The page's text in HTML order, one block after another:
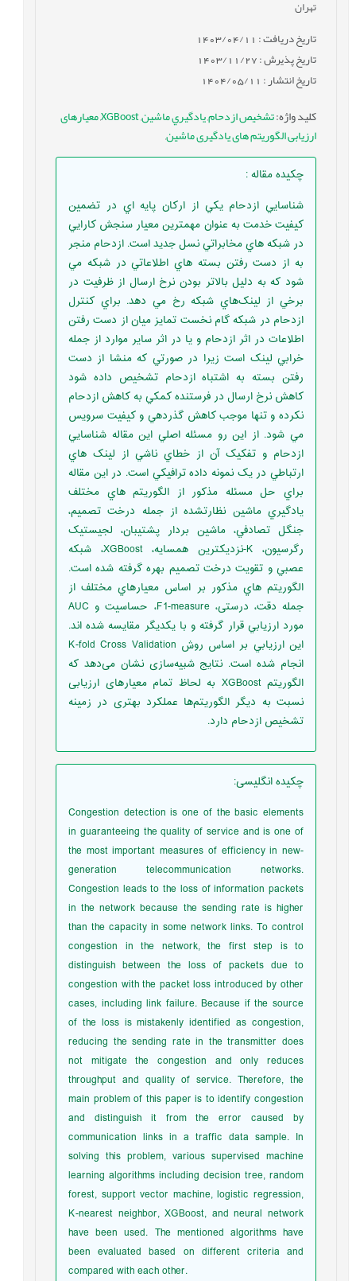
تهران
تاریخ دریافت : 1403/04/11
تاریخ پذیرش : 1403/11/27
تاریخ انتشار : 1404/05/11
کلید واژه:تشخیص ازدحام,يادگيري ماشين,
XGBoost
,معیارهای
ارزیابی الگوریتم های یادگیری ماشین,
چکیده مقاله:
شناسايي ازدحام يکي از ارکان پايه­ اي در تضمين
کيفيت خدمت به عنوان مهم­ترين معيار سنجش کارايي
در شبکه ­هاي مخابراتي نسل جديد است. ازدحام منجر
به از دست رفتن بسته­ هاي اطلاعاتي در شبکه مي
شود که به دليل بالاتر بودن نرخ ارسال از ظرفيت در
برخي از لينک‌هاي شبکه رخ مي دهد. براي کنترل
ازدحام در شبکه گام نخست تمايز ميان از دست رفتن
اطلاعات در اثر ازدحام و يا در اثر ساير موارد از جمله
خرابي لينک است زيرا در صورتي که منشا از دست
رفتن بسته به اشتباه ازدحام تشخيص داده شود
کاهش نرخ ارسال در فرستنده کمکي به کاهش ازدحام
نکرده و تنها موجب کاهش گذردهي و کيفيت سرويس
مي شود. از اين رو مسئله اصلي اين مقاله شناسايي
ازدحام و تفکیک آن از خطاي ناشي از لينک ­هاي
ارتباطي در يک نمونه داده ترافيکي است. در اين مقاله
براي حل مسئله مذکور از الگوريتم ­هاي مختلف
يادگيري ماشين نظارت­شده از جمله درخت تصميم،
جنگل تصادفي، ماشين بردار پشتيبان، لجيستيک
رگرسيون، K-نزديکترين همسايه، XGBoost، شبکه
عصبي و تقويت درخت تصميم بهره گرفته شده است.
الگوريتم­ هاي مذکور بر اساس معيارهاي مختلف از
جمله دقت، درستی، F1-measure، حساسیت و AUC
مورد ارزيابي قرار گرفته و با يکديگر مقايسه شده ­اند.
اين ارزيابي بر اساس روش K-fold Cross Validation
انجام شده است. نتایج شبیه‌سازی نشان‌ می‌دهد که
الگوریتم XGBoost به لحاظ تمام معیارهای ارزیابی
نسبت به دیگر الگوریتم‌ها عملکرد بهتری در زمینه
تشخیص ازدحام دارد.
چکیده انگلیسی:
Congestion detection is one of the basic elements
in guaranteeing the quality of service and is one of
the most important measures of efficiency in new-
generation telecommunication networks.
Congestion leads to the loss of information packets
in the network because the sending rate is higher
than the capacity in some network links. To control
congestion in the network, the first step is to
distinguish between the loss of packets due to
congestion with the packet loss introduced by other
cases, including link failure. Because if the source
of the loss is mistakenly identified as congestion,
reducing the sending rate in the transmitter does
not mitigate the congestion and only reduces
throughput and quality of service. Therefore, the
main problem of this paper is to identify congestion
and distinguish it from the error caused by
communication links in a traffic data sample. In
solving this problem, various supervised machine
learning algorithms including decision tree, random
forest, support vector machine, logistic regression,
K-nearest neighbor, XGBoost, and neural network
have been used. The mentioned algorithms have
been evaluated based on different criteria and
compared with each other.